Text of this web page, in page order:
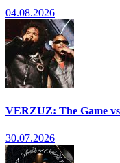
04.08.2026
VERZUZ: The Game
30.07.2026